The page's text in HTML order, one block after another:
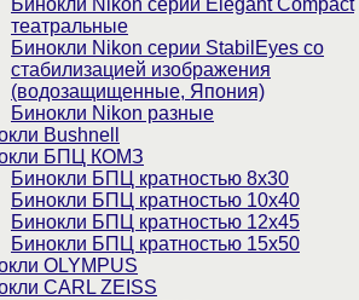
Бинокли Nikon серии Elegant Compact
театральные
Бинокли Nikon серии StabilEyes со
стабилизацией изображения
(водозащищенные, Япония)
Бинокли Nikon разные
Bushnell
БПЦ КОМЗ
Бинокли БПЦ кратностью 8х30
Бинокли БПЦ кратностью 10х40
Бинокли БПЦ кратностью 12х45
Бинокли БПЦ кратностью 15х50
OLYMPUS
CARL ZEISS